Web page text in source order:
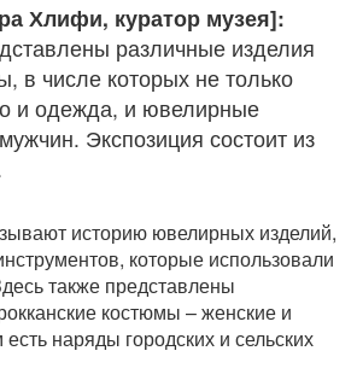
Хлифи, куратор музея]:
различные изделия
в числе которых не только
и одежда, и ювелирные
Экспозиция состоит из
историю ювелирных изделий,
которые использовали
также представлены
костюмы – женские и
наряды городских и сельских